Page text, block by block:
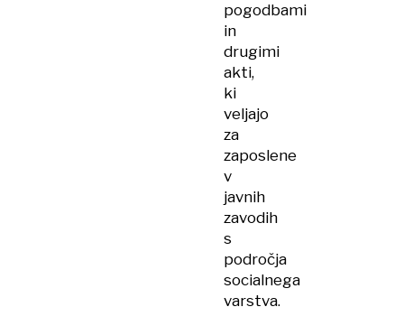
pogodbami
in
drugimi
akti,
ki
veljajo
za
zaposlene
v
javnih
zavodih
s
področja
socialnega
varstva.